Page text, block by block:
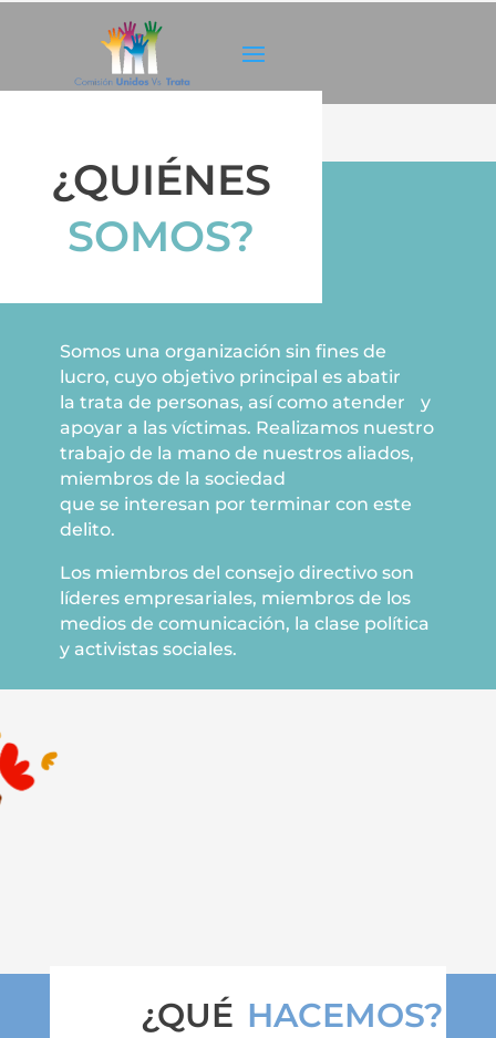
¿QUIÉNES
SOMOS?
Somos una organización sin fines de
lucro, cuyo objetivo principal es abatir
la trata de personas, así como atender y
apoyar a las víctimas. Realizamos nuestro
trabajo de la mano de nuestros aliados,
miembros de la sociedad
que se interesan por terminar con este
delito.
Los miembros del consejo directivo son
líderes empresariales, miembros de los
medios de comunicación, la clase política
y activistas sociales.
¿QUÉ HACEMOS?